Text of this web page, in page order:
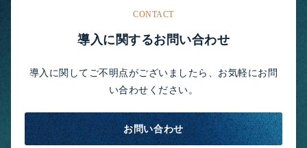
CONTACT
導入に関するお問い合わせ
導入に関してご不明点がございましたら、お気軽にお問
い合わせください。
お問い合わせ